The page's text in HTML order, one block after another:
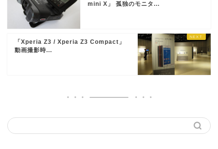
mini X」 孤独のモニタ...
「Xperia Z3 / Xperia Z3 Compact」
動画撮影時...